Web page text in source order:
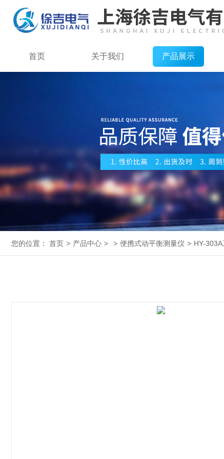
首页 关于我们 产品展示
您的位置： 首页 > 产品中心 > > 便携式动平衡测量仪 > HY-303A